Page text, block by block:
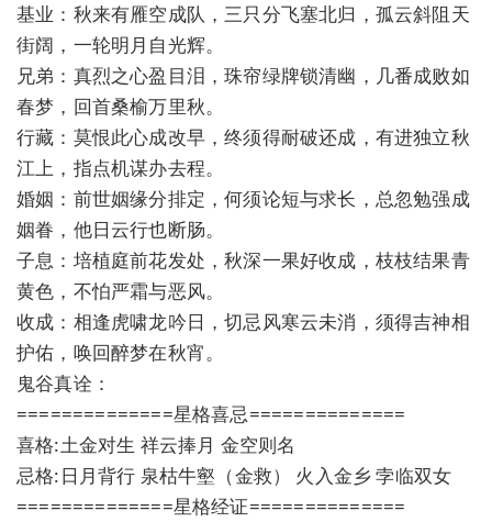
基业：秋来有雁空成队，三只分飞塞北归，孤云斜阻天
街阔，一轮明月自光辉。
兄弟：真烈之心盈目泪，珠帘绿牌锁清幽，几番成败如
春梦，回首桑榆万里秋。
行藏：莫恨此心成改早，终须得耐破还成，有进独立秋
江上，指点机谋办去程。
婚姻：前世姻缘分排定，何须论短与求长，总忽勉强成
姻眷，他日云行也断肠。
子息：培植庭前花发处，秋深一果好收成，枝枝结果青
黄色，不怕严霜与恶风。
收成：相逢虎啸龙吟日，切忌风寒云未消，须得吉神相
护佑，唤回醉梦在秋宵。
鬼谷真诠：
==============星格喜忌==============
喜格:土金对生 祥云捧月 金空则名
忌格:日月背行 泉枯牛壑（金救） 火入金乡 孛临双女
==============星格经证==============